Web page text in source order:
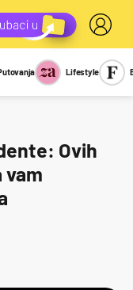
Report
Lifestyle
Ovih
vam